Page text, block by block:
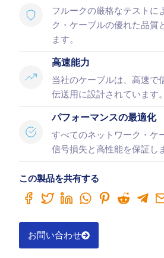
フルークの厳格なテストに
ク・ケーブルの優れた品質
ます。
高速能力
当社のケーブルは、高速で
伝送用に設計されています。
パフォーマンスの最適化
すべてのネットワーク・ケ
信号損失と高性能を保証し
この製品を共有する
お問い合わせ